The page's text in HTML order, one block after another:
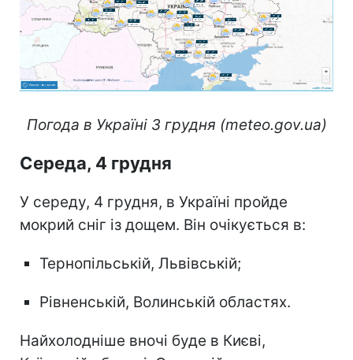
Погода в Україні 3 грудня (meteo.gov.ua)
Середа, 4 грудня
У середу, 4 грудня, в Україні пройде
мокрий сніг із дощем. Він очікується в:
Тернопільській, Львівській;
Рівненській, Волинській областях.
Найхолодніше вночі буде в Києві,